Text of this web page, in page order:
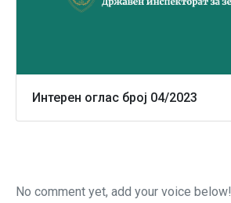
Интерен оглас број 04/2023
No comment yet, add your voice below!